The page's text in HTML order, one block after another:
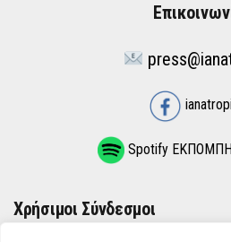
Spotify
Χρήσιμοι Σύνδεσμοι